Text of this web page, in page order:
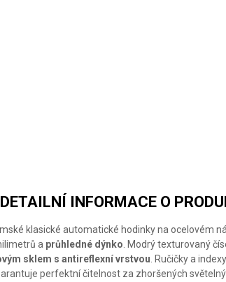
DETAILNÍ INFORMACE O
klasické automatické hodinky na ocelovém
a průhledné dýnko. Modrý texturovaný
sklem s antireflexní vrstvou. Ručičky a
perfektní čitelnost za zhoršených